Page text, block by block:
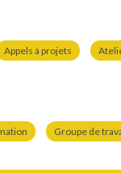
Appels à projets
Groupe de